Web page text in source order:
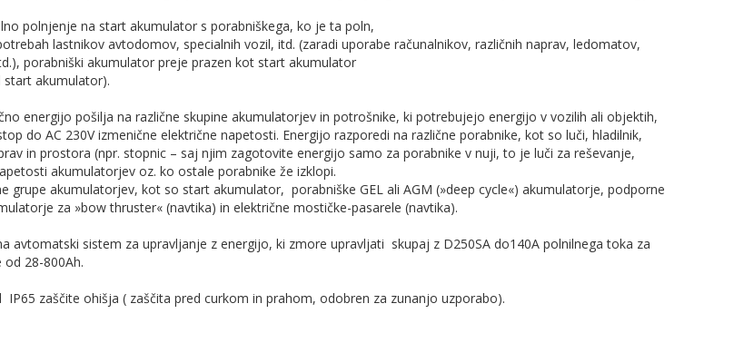
polnjenje na start akumulator s porabniškega, ko je ta poln,
lastnikov avtodomov, specialnih vozil, itd. (zaradi uporabe računalnikov, različnih naprav, ledomatov,
porabniški akumulator preje prazen kot start akumulator
akumulator).
energijo pošilja na različne skupine akumulatorjev in potrošnike, ki potrebujejo energijo v vozilih ali objektih,
do AC 230V izmenične električne napetosti. Energijo razporedi na različne porabnike, kot so luči, hladilnik,
in prostora (npr. stopnic – saj njim zagotovite energijo samo za porabnike v nuji, to je luči za reševanje,
akumulatorjev oz. ko ostale porabnike že izklopi.
grupe akumulatorjev, kot so start akumulator, porabniške GEL ali AGM (»deep cycle«) akumulatorje, podporne
za »bow thruster« (navtika) in električne mostičke-pasarele (navtika).
avtomatski sistem za upravljanje z energijo, ki zmore upravljati skupaj z D250SA do140A polnilnega toka za
28-800Ah.
IP65 zaščite ohišja ( zaščita pred curkom in prahom, odobren za zunanjo uzporabo).